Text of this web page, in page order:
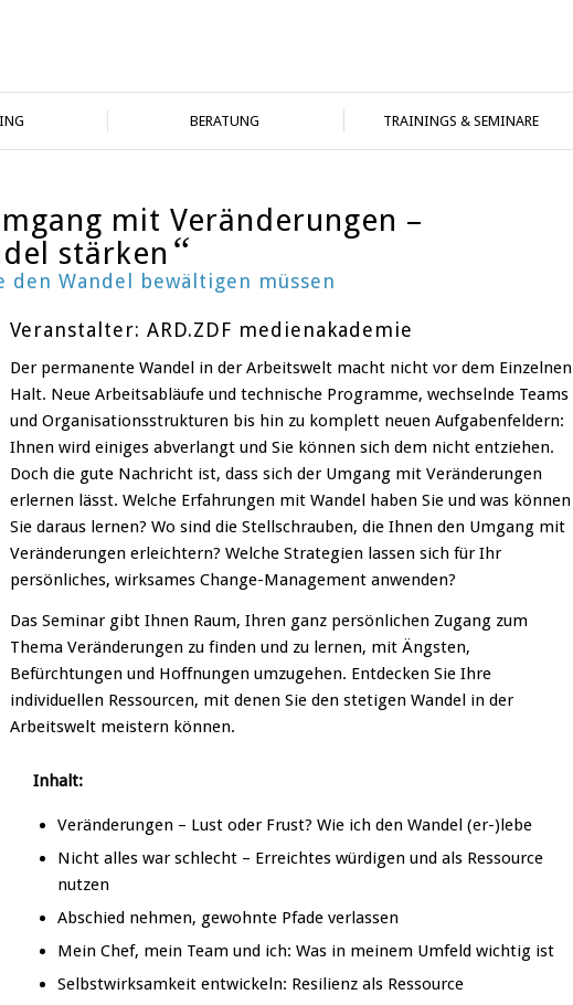
BERATUNG TRAININGS & SEMINARE
mit Veränderungen –
stärken “
Wandel bewältigen müssen
Veranstalter: ARD.ZDF medienakademie
Der permanente Wandel in der Arbeitswelt macht nicht vor dem Einzelnen
Halt. Neue Arbeitsabläufe und technische Programme, wechselnde Teams
und Organisationsstrukturen bis hin zu komplett neuen Aufgabenfeldern:
Ihnen wird einiges abverlangt und Sie können sich dem nicht entziehen.
Doch die gute Nachricht ist, dass sich der Umgang mit Veränderungen
erlernen lässt. Welche Erfahrungen mit Wandel haben Sie und was können
Sie daraus lernen? Wo sind die Stellschrauben, die Ihnen den Umgang mit
Veränderungen erleichtern? Welche Strategien lassen sich für Ihr
persönliches, wirksames Change-Management anwenden?
Das Seminar gibt Ihnen Raum, Ihren ganz persönlichen Zugang zum
Thema Veränderungen zu finden und zu lernen, mit Ängsten,
Befürchtungen und Hoffnungen umzugehen. Entdecken Sie Ihre
individuellen Ressourcen, mit denen Sie den stetigen Wandel in der
Arbeitswelt meistern können.
Inhalt:
Veränderungen – Lust oder Frust? Wie ich den Wandel (er-)lebe
Nicht alles war schlecht – Erreichtes würdigen und als Ressource
nutzen
Abschied nehmen, gewohnte Pfade verlassen
Mein Chef, mein Team und ich: Was in meinem Umfeld wichtig ist
Selbstwirksamkeit entwickeln: Resilienz als Ressource